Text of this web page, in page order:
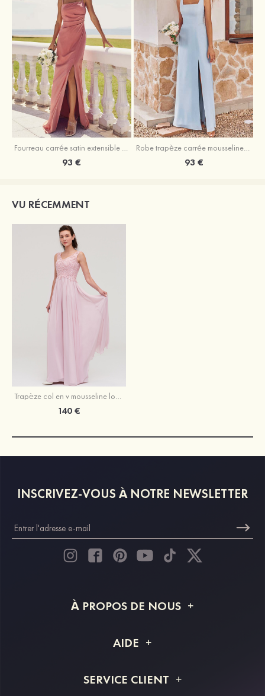
93 € 93 €
VU RÉCEMMENT
Trapèze col en v mousseline longueur ras du sol robe de demoiselle d'honneur avec appliqué perle
140 €
INSCRIVEZ-VOUS À NOTRE NEWSLETTER
À PROPOS DE NOUS
Livraison
AIDE
Retour et remboursement
SERVICE CLIENT